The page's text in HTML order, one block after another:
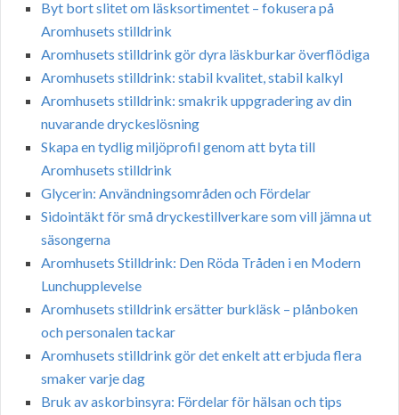
Byt bort slitet om läsksortimentet – fokusera på
Aromhusets stilldrink
Aromhusets stilldrink gör dyra läskburkar överflödiga
Aromhusets stilldrink: stabil kvalitet, stabil kalkyl
Aromhusets stilldrink: smakrik uppgradering av din
nuvarande dryckeslösning
Skapa en tydlig miljöprofil genom att byta till
Aromhusets stilldrink
Glycerin: Användningsområden och Fördelar
Sidointäkt för små dryckestillverkare som vill jämna ut
säsongerna
Aromhusets Stilldrink: Den Röda Tråden i en Modern
Lunchupplevelse
Aromhusets stilldrink ersätter burkläsk – plånboken
och personalen tackar
Aromhusets stilldrink gör det enkelt att erbjuda flera
smaker varje dag
Bruk av askorbinsyra: Fördelar för hälsan och tips